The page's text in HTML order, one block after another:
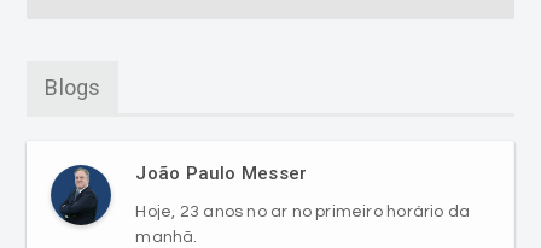
Blogs
João Paulo Messer
Hoje, 23 anos no ar no primeiro horário da
manhã.